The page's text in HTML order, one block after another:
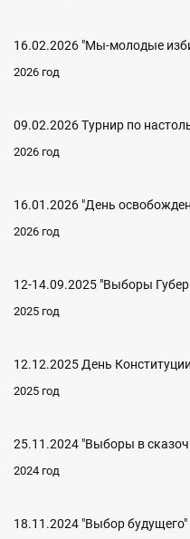
16.02.2026 "Мы-молодые
2026 год
09.02.2026 Турнир по
2026 год
16.01.2026 "День
2026 год
12-14.09.2025 "Выборы
2025 год
12.12.2025 День
2025 год
25.11.2024 "Выборы в
2024 год
18.11.2024 "Выбор будущего"